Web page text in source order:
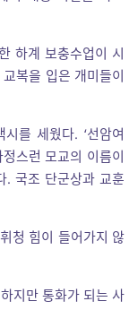
하계 보충수업이 시
복을 입은 개미들이
를 세웠다. ‘선암여
스런 모교의 이름이
. 국조 단군상과 교훈
청 힘이 들어가지 않
지만 통화가 되는 사